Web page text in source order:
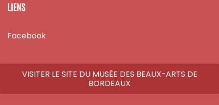
LIENS
Facebook
VISITER LE SITE DU MUSÉE DES BEAUX-ARTS DE
BORDEAUX